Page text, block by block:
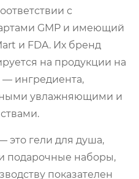
с
GMP и имеющий
и FDA. Их бренд
на продукции на
— ингредиента,
увлажняющими и
это гели для душа,
подарочные наборы,
показателен